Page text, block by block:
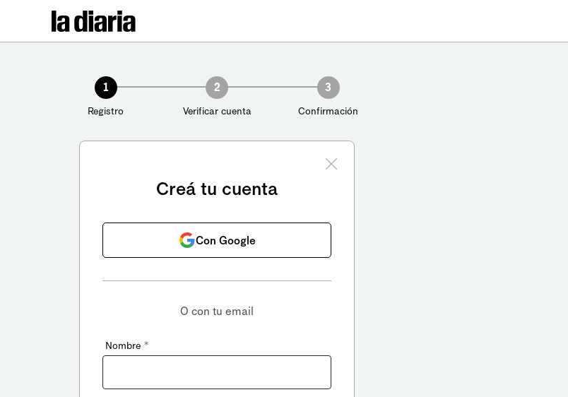
1
Registro
2
Verificar cuenta
3
Confirmación
Creá tu cuenta
Con Google
O con tu email
Nombre *